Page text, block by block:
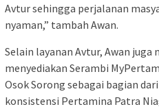
Avtur sehingga perjalanan
nyaman,” tambah Awan.
Selain layanan Avtur, Awan
menyediakan Serambi
Osok Sorong sebagai bagian
konsistensi Pertamina Patra